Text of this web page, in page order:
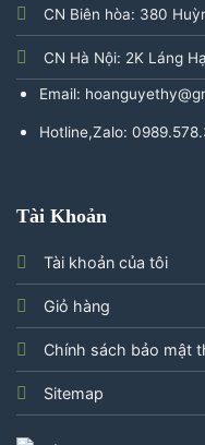
CN Biên hòa: 380
CN Hà Nội: 2K Láng
Email:
Hotline,Zalo:
Tài Khoản
Tài khoản của tôi
Giỏ hàng
Chính sách bảo mật
Sitemap